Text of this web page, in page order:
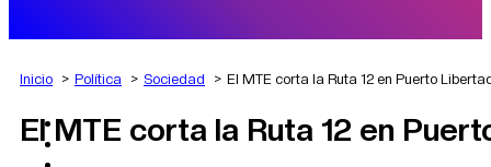
AGRO
DEPORTES
Inicio Política Sociedad El MTE corta la Ruta 12 en Puerto
El MTE corta la Ruta 12 en